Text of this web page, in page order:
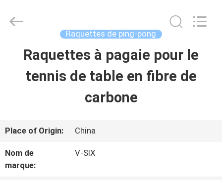
PRODUITS
À
Guangzhou
Raquettes de ping-pong
Raquettes à pagaie pour le
tennis de table en fibre de
carbone
Place of Origin: China
Nom de
marque:
V-SIX